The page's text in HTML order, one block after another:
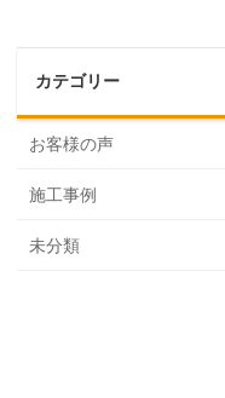
カテゴリー
お客様の声
施工事例
未分類